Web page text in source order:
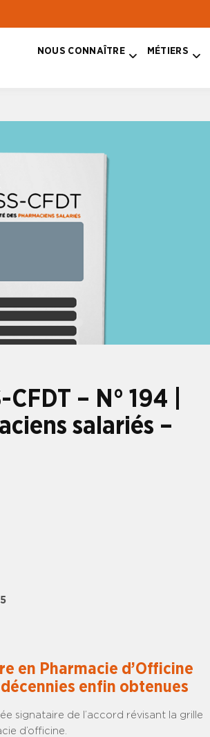
NOUS CONNAÎTRE MÉTIERS
– N° 194 |
salariés –
en Pharmacie d’Officine
enfin obtenues
signataire de l’accord révisant la grille
d’officine.